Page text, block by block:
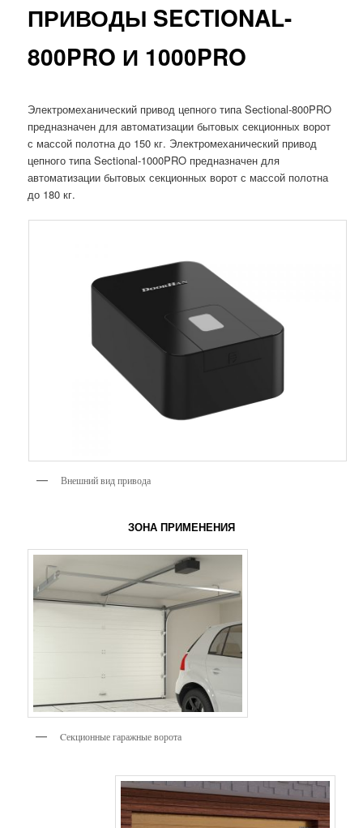
ПРИВОДЫ SECTIONAL-
800PRO И 1000PRO
Электромеханический привод цепного типа Sectional-800PRO
предназначен для автоматизации бытовых секционных ворот
с массой полотна до 150 кг. Электромеханический привод
цепного типа Sectional-1000PRO предназначен для
автоматизации бытовых секционных ворот с массой полотна
до 180 кг.
Внешний вид привода
ЗОНА ПРИМЕНЕНИЯ
Cекционные гаражные ворота